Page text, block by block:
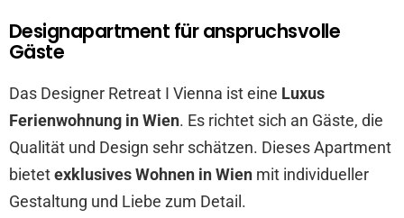
Designapartment für anspruchsvolle
Gäste
Das Designer Retreat I Vienna ist eine Luxus
Ferienwohnung in Wien. Es richtet sich an Gäste, die
Qualität und Design sehr schätzen. Dieses Apartment
bietetexklusives Wohnen in Wien mit individueller
Gestaltung und Liebe zum Detail.